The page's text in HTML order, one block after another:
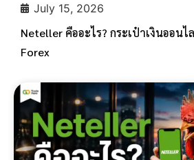
July 15, 2026
Neteller คืออะไร? กระเป๋าเงินออน
Forex